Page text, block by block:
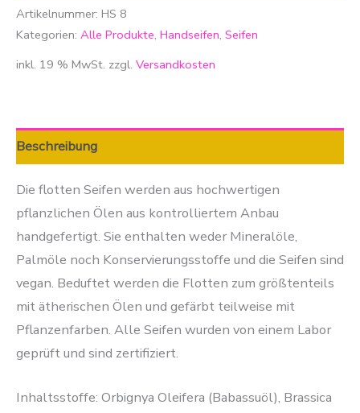
Artikelnummer: HS 8
Kategorien: Alle Produkte, Handseifen, Seifen
inkl. 19 % MwSt. zzgl. Versandkosten
Beschreibung
Die flotten Seifen werden aus hochwertigen
pflanzlichen Ölen aus kontrolliertem Anbau
handgefertigt. Sie enthalten weder Mineralöle,
Palmöle noch Konservierungsstoffe und die Seifen sind
vegan. Beduftet werden die Flotten zum größtenteils
mit ätherischen Ölen und gefärbt teilweise mit
Pflanzenfarben. Alle Seifen wurden von einem Labor
geprüft und sind zertifiziert.
Inhaltsstoffe: Orbignya Oleifera (Babassuöl), Brassica